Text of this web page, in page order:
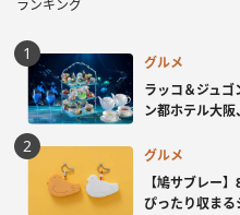
ランキング
グルメ
ラッコ＆ジュ
ン都ホテル大
グルメ
【鳩サブレー
ぴったり収まる